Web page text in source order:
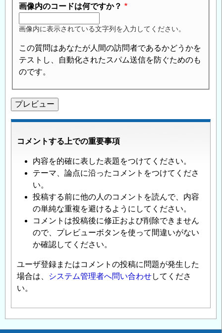
画像内のコードは何ですか？
画像内に表示されている文字列を入力してください。
この質問はあなたが人間の訪問者であるかどうかを
テストし、自動化されたスパム送信を防ぐためのも
のです。
コメントする上での重要事項
内容を的確に表した表題をつけてください。
テーマ、論点に沿ったコメントをつけてくださ
い。
投稿する前に他の人のコメントを読んで、内容
の単純な重複を避けるようにしてください。
コメントは投稿後に修正および削除できません
ので、プレビューボタンを使って間違いがない
か確認してください。
ユーザ登録またはコメントの投稿に問題が発生した
場合は、
システム管理者へ問い合わせしてくださ
い。